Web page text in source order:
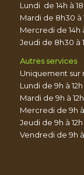
Lundi de 14h à
Mardi de 8h30 à
Mercredi de 14h
Jeudi de 8h30 à
Autres services
Uniquement sur
Lundi de 9h à
Mardi de 9h à 12h
Mercredi de 9h à
Jeudi de 9h à 12h
Vendredi de 9h à